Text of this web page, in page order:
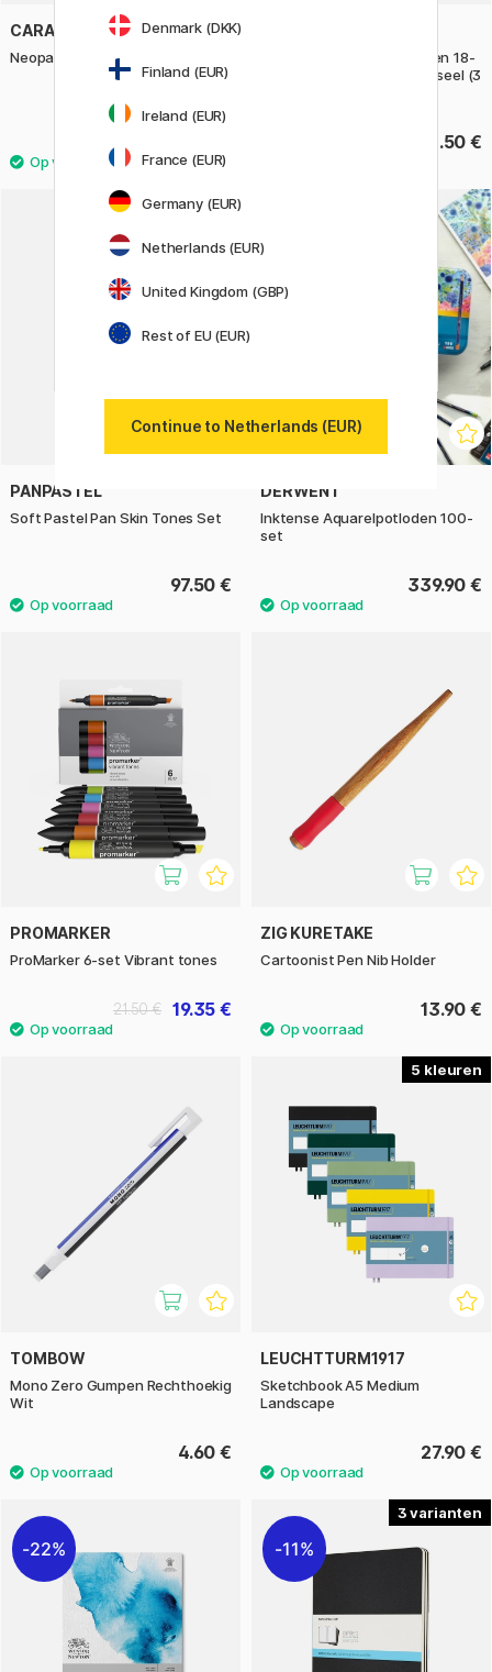
CARAN D'ACHE
Neopastel 24-set
Woody 3-in-1 Kleurpotloden 18-
set + puntenslijper en penseel (3
83.50 €
PANPASTEL
Soft Pastel Pan Skin Tones Set
97.50 €
DERWENT
Inktense Aquarelpotloden 100-
set
339.90 €
PROMARKER
ProMarker 6-set Vibrant tones
19.35 €
21.50 €
ZIG KURETAKE
Cartoonist Pen Nib Holder
13.90 €
TOMBOW
Mono Zero Gumpen Rechthoekig
Wit
4.60 €
5
LEUCHTTURM1917
Sketchbook A5 Medium
Landscape
27.90 €
22%
3
11%
Denmark (DKK)
Finland (EUR)
Ireland (EUR)
France (EUR)
Germany (EUR)
Netherlands (EUR)
United Kingdom (GBP)
Rest of EU (EUR)
Continue to Netherlands (EUR)